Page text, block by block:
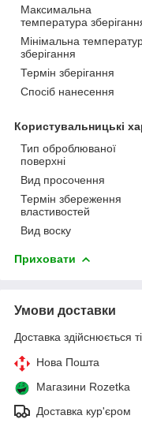
Максимальна
температура
Мінімальна
зберігання
Термін зберігання
Спосіб нанесення
Користувальницькі
Тип оброблюваної
поверхні
Вид просочення
Термін збереження
властивостей
Вид воску
Приховати
Умови доставки
Доставка здійснюється
Нова Пошта
Магазини Rozetka
Доставка кур'єром